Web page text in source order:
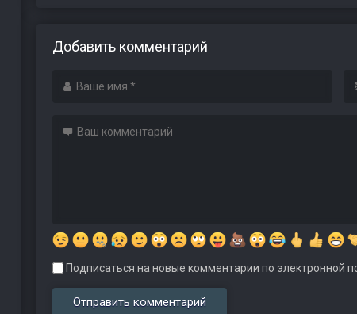
Добавить комментарий
Подписаться на новые комментарии по электронной